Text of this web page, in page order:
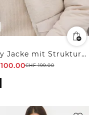
Teddy Jacke mit Strukturmix
100.00CHF199.00